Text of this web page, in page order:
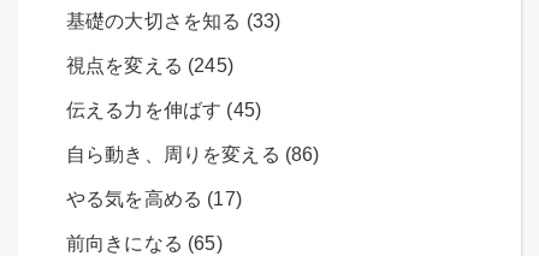
基礎の大切さを知る (33)
視点を変える (245)
伝える力を伸ばす (45)
自ら動き、周りを変える (86)
やる気を高める (17)
前向きになる (65)